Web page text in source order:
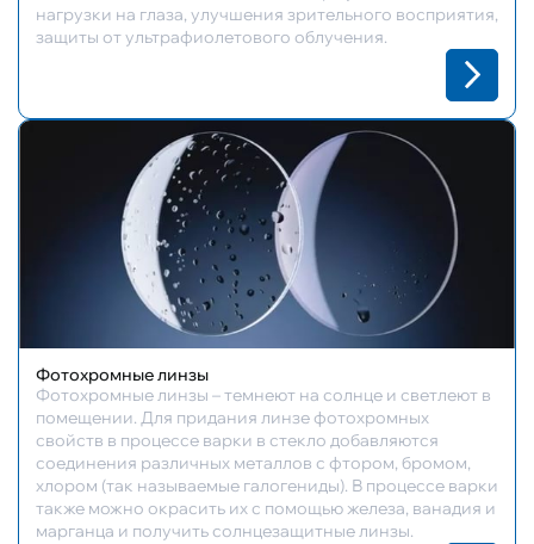
нагрузки на глаза, улучшения зрительного восприятия,
защиты от ультрафиолетового облучения.
Фотохромные линзы
Фотохромные линзы – темнеют на солнце и светлеют в
помещении. Для придания линзе фотохромных
свойств в процессе варки в стекло добавляются
соединения различных металлов с фтором, бромом,
хлором (так называемые галогениды). В процессе варки
также можно окрасить их с помощью железа, ванадия и
марганца и получить солнцезащитные линзы.